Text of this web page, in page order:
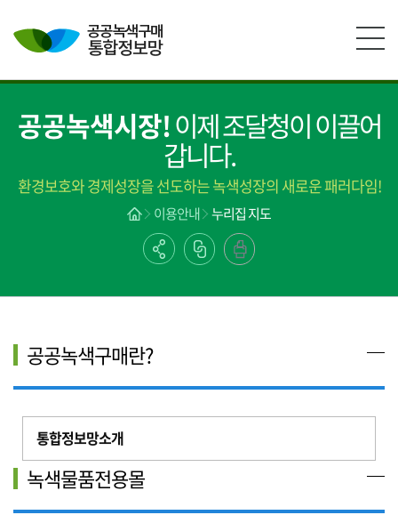
공공녹색시장!이제 조달청이 이끌어
갑니다.
환경보호와 경제성장을 선도하는 녹색성장의 새로운 패러다임!
이용안내 누리집 지도
공공녹색구매란?
통합정보망소개
녹색물품전용몰